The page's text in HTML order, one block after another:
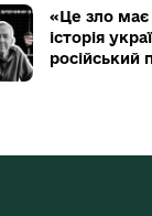
«Це зло
історія
російський